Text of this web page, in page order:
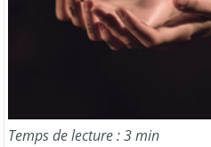
Temps de lecture : 3 min